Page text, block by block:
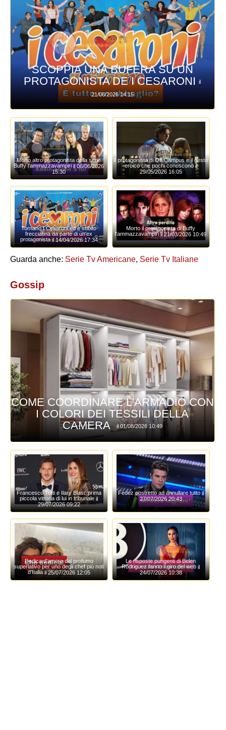
SCOPPIA UNA BUFERA SU UN
PROTAGONISTA DE I CESARONIil
21/06/2026 14:15
Morto altro protagonista della serie
Buffy l'ammazzavampiriil 06/06/2026
15:30
Il protagonista di Off Campus e il gesto
eroico che pochi conosconoil
29/05/2026 16:05
Tornano I Cesaroni ed è subito
frecciatina da parte di un'ex
protagonistail 14/04/2026 17:34
Morto il protagonista di Buffy
l'ammazzavampiriil 21/03/2026 10:49
Guarda anche: Serie Tv Americane, Serie Tv Italiane
Gossip
COME COORDINARE L'ARMADIO CON
I COLORI DEI TESSILI DELLA
CAMERAil 01/08/2026 10:49
Francesco Totti e Ilary Blasi: prima
piccola vittoria di lui in tribunaleil
29/07/2026 09:22
Fedez costretto ad annullare tuttoil
27/07/2026 20:43
Dedica d'amore dal profumo
superlativo per uno degli chef più noti
d'Italia il 25/07/2026 12:05
Le risposte pungenti di Belen
Rodriguez fanno il giro del webil
24/07/2026 10:38